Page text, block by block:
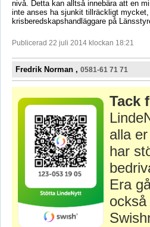
nivå. Detta kan alltså innebära att en
inte anses ha sjunkit tillräckligt
krisberedskapshandläggare på
Publicerad 22 juli 2014 klockan 18:21
Fredrik Norman , 0581-61 71 71
Tack
alla
har
Era